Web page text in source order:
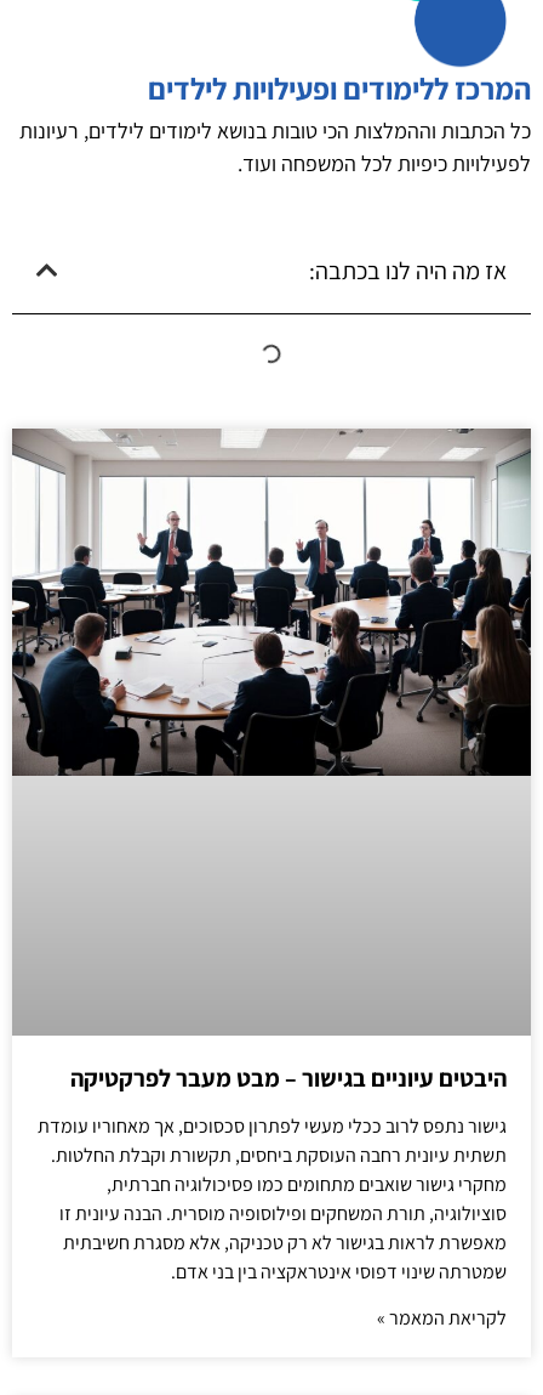
המרכז ללימודים ופעילויות לילדים
כל הכתבות וההמלצות הכי טובות בנושא לימודים לילדים, רעיונות
לפעילויות כיפיות לכל המשפחה ועוד.
אז מה היה לנו בכתבה:
היבטים עיוניים בגישור – מבט מעבר לפרקטיקה
גישור נתפס לרוב ככלי מעשי לפתרון סכסוכים, אך מאחוריו עומדת
תשתית עיונית רחבה העוסקת ביחסים, תקשורת וקבלת החלטות.
מחקרי גישור שואבים מתחומים כמו פסיכולוגיה חברתית,
סוציולוגיה, תורת המשחקים ופילוסופיה מוסרית. הבנה עיונית זו
מאפשרת לראות בגישור לא רק טכניקה, אלא מסגרת חשיבתית
שמטרתה שינוי דפוסי אינטראקציה בין בני אדם.
לקריאת המאמר »